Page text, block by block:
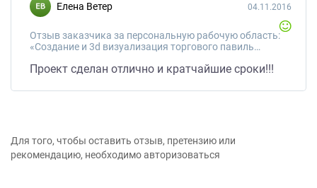
Елена Ветер
Отзыв заказчика за персональную рабочую область:
«Создание и 3d визуализация торгового павильона 18 кв.м»
04.11.2016
Проект сделан отлично и кратчайшие сроки!!!
Для того, чтобы оставить отзыв, претензию или
рекомендацию, необходимо авторизоваться